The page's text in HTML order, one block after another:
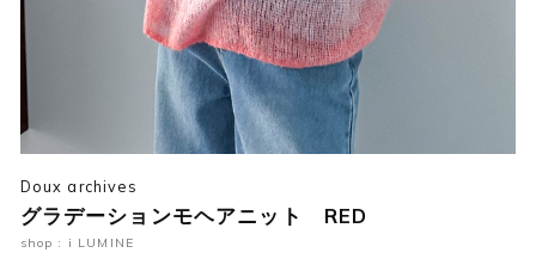
Doux archives
グラデーションモヘアニット RED
shop : i LUMINE